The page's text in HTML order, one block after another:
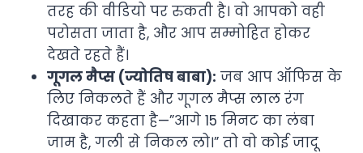
तरह की वीडियो पर रुकती है। वो आपको वही
परोसता जाता है, और आप सम्मोहित होकर
देखते रहते हैं।
गूगल मैप्स (ज्योतिष बाबा): जब आप ऑफिस के
लिए निकलते हैं और गूगल मैप्स लाल रंग
दिखाकर कहता है—”आगे 15 मिनट का लंबा
जाम है, गली से निकल लो।” तो वो कोई जादू